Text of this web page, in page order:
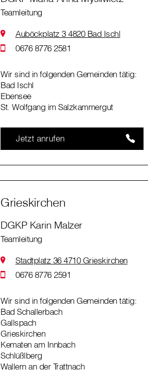
Teamleitung
Auböckplatz 3 4820 Bad Ischl
0676 8776 2581
Wir sind in folgenden Gemeinden tätig:
Bad Ischl
Ebensee
St. Wolfgang im Salzkammergut
Jetzt anrufen
Grieskirchen
DGKP Karin Malzer
Teamleitung
Stadtplatz 36 4710 Grieskirchen
0676 8776 2591
Wir sind in folgenden Gemeinden tätig:
Bad Schallerbach
Gallspach
Grieskirchen
Kematen am Innbach
Schlüßlberg
Wallern an der Trattnach